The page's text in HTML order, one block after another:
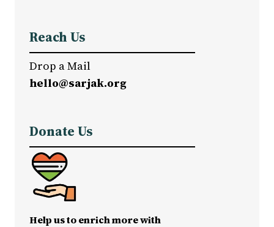
Reach Us
Drop a Mail
hello@sarjak.org
Donate Us
Help us to enrich more with